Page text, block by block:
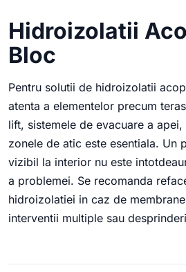
Hidroizolatii
Bloc
Pentru solutii de hidroizolatii
atenta a elementelor precum
lift, sistemele de evacuare a
zonele de atic este esentiala. Un
vizibil la interior nu este
a problemei. Se recomanda
hidroizolatiei in caz de
interventii multiple sau